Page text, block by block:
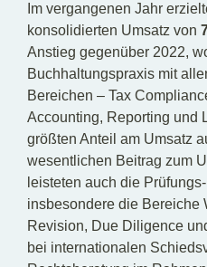
Im vergangenen Jahr
konsolidierten Umsatz von
Anstieg gegenüber 2022,
Buchhaltungspraxis mit
Bereichen – Tax
Accounting, Reporting und
größten Anteil am Umsatz
wesentlichen Beitrag zum
leisteten auch die
insbesondere die Bereiche
Revision, Due Diligence
bei internationalen